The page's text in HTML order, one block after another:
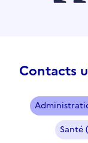
Contacts
Santé